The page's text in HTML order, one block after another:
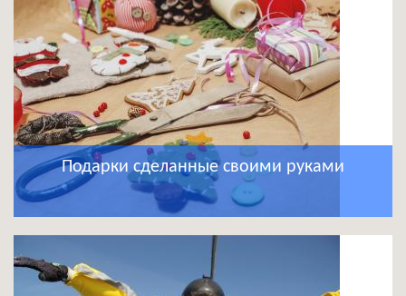
Подарки сделанные своими руками